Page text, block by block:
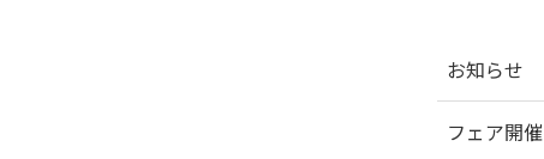
お知らせ
フェア開催